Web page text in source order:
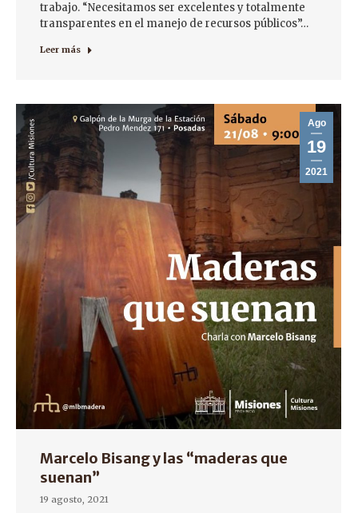
trabajo. “Necesitamos ser excelentes y totalmente
transparentes en el manejo de recursos públicos”…
Leer más
Ago
19
2021
Marcelo Bisang y las “maderas que
suenan”
19 agosto, 2021